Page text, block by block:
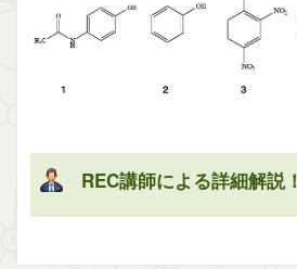
REC講師による詳細解説！